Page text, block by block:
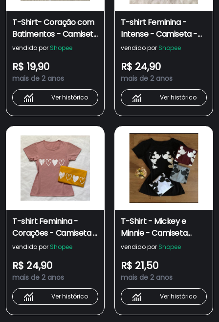
T-Shirt- Coração com
Batimentos - Camiseta
- Feminina Blusinha -
Algodão
vendido por Shopee
R$ 19,90
mais de 2 anos
Ver histórico
T-shirt Feminina -
Intense - Camiseta -
Baby Look - Blusinha -
vendido por Shopee
R$ 24,90
mais de 2 anos
Ver histórico
T-shirt Feminina -
Corações - Camiseta -
Baby Look - Blusinha -
vendido por Shopee
R$ 24,90
mais de 2 anos
Ver histórico
T-Shirt - Mickey e
Minnie - Camiseta
Feminina- Blusinha -
Algodão
vendido por Shopee
R$ 21,50
mais de 2 anos
Ver histórico